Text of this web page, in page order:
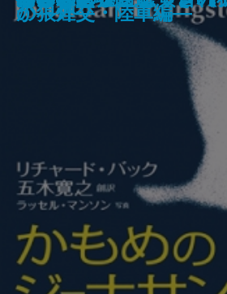
か―果てしなき戦線拡
戦―
の狼煙―
か―外交・陸軍編―